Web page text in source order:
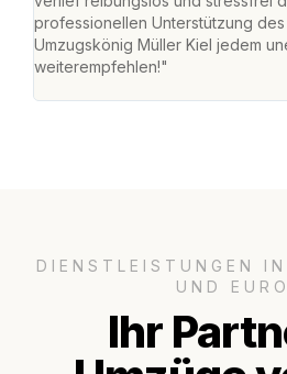
professionellen Unterstützung des
Umzugskönig Müller Kiel jedem
weiterempfehlen!"
DIENSTLEISTUNGEN
UND
Ihr